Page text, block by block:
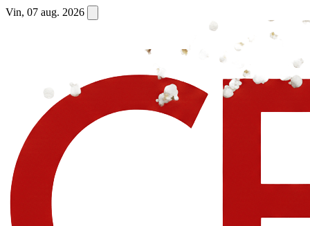
Vin, 07 aug. 2026